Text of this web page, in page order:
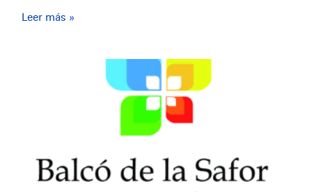
Leer más »